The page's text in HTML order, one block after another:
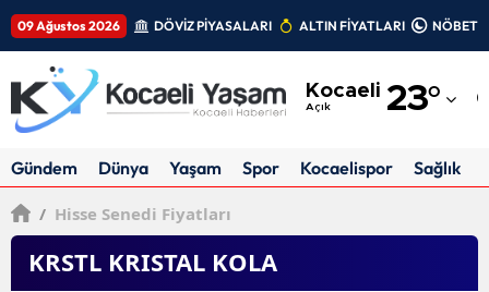
09 Ağustos 2026 DÖVİZ PİYASALARI ALTIN FİYATLARI
Kocaeli
Açık 23°
Adıyaman
Gündem Dünya Yaşam Spor Kocaelispor Sağlık
/ Hisse Senedi Fiyatları
KRSTL KRISTAL KOLA